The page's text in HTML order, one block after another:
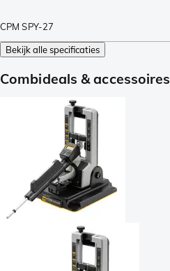
CPM SPY-27
Bekijk alle specificaties
Combideals & accessoires